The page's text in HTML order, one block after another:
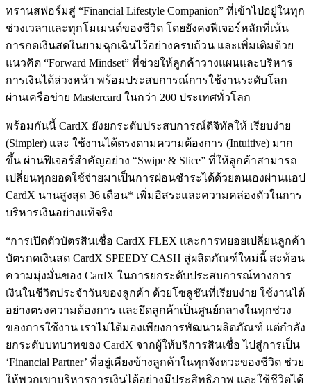
ทรานสฟอร์มสู่ “Financial Lifestyle Companion” ที่เข้าไปอยู่ในทุก
ช่วงเวลาและทุกโมเมนต์ของชีวิต โดยยังคงฟีเจอร์หลักที่เน้น
การกดเงินสดในยามฉุกเฉินไว้อย่างครบถ้วน และเพิ่มเติมด้วย
แนวคิด “Forward Mindset” ที่ช่วยให้ลูกค้าวางแผนและบริหาร
การเงินได้ล่วงหน้า พร้อมประสบการณ์การใช้งานระดับโลก
ผ่านเครือข่าย Mastercard ในกว่า 200 ประเทศทั่วโลก
พร้อมกันนี้ CardX ยังยกระดับประสบการณ์ดิจิทัลให้ เรียบง่าย
(Simpler) และ ใช้งานได้ตรงตามความต้องการ (Intuitive) มาก
ขึ้น ผ่านฟีเจอร์สำคัญอย่าง “Swipe & Slice” ที่ให้ลูกค้าสามารถ
เปลี่ยนทุกยอดใช้จ่ายมาเป็นการผ่อนชำระได้ด้วยตนเองผ่านแอป
CardX นานสูงสุด 36 เดือน* เพิ่มอิสระและความคล่องตัวในการ
บริหารเงินอย่างแท้จริง
“การเปิดตัวบัตรสินเชื่อ CardX FLEX และการทยอยเปลี่ยนลูกค้า
บัตรกดเงินสด CardX SPEEDY CASH สู่ผลิตภัณฑ์ใหม่นี้ สะท้อน
ความมุ่งมั่นของ CardX ในการยกระดับประสบการณ์ทางการ
เงินในชีวิตประจำวันของลูกค้า ด้วยโซลูชันที่เรียบง่าย ใช้งานได้
อย่างตรงความต้องการ และยึดลูกค้าเป็นศูนย์กลางในทุกช่วง
ของการใช้งาน เราไม่ได้มองเพียงการพัฒนาผลิตภัณฑ์ แต่กำลัง
ยกระดับบทบาทของ CardX จากผู้ให้บริการสินเชื่อ ไปสู่การเป็น
‘Financial Partner’ ที่อยู่เคียงข้างลูกค้าในทุกจังหวะของชีวิต ช่วย
ให้พวกเขาบริหารการเงินได้อย่างมีประสิทธิภาพ และใช้ชีวิตได้